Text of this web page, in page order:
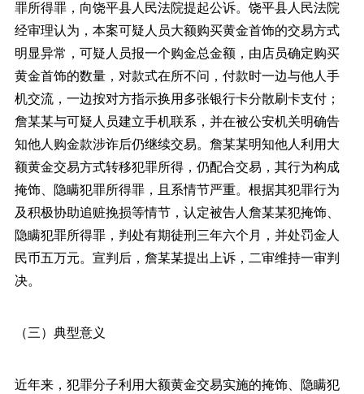
罪所得罪，向饶平县人民法院提起公诉。饶平县人民法院
经审理认为，本案可疑人员大额购买黄金首饰的交易方式
明显异常，可疑人员报一个购金总金额，由店员确定购买
黄金首饰的数量，对款式在所不问，付款时一边与他人手
机交流，一边按对方指示换用多张银行卡分散刷卡支付；
詹某某与可疑人员建立手机联系，并在被公安机关明确告
知他人购金款涉诈后仍继续交易。詹某某明知他人利用大
额黄金交易方式转移犯罪所得，仍配合交易，其行为构成
掩饰、隐瞒犯罪所得罪，且系情节严重。根据其犯罪行为
及积极协助追赃挽损等情节，认定被告人詹某某犯掩饰、
隐瞒犯罪所得罪，判处有期徒刑三年六个月，并处罚金人
民币五万元。宣判后，詹某某提出上诉，二审维持一审判
决。
（三）典型意义
近年来，犯罪分子利用大额黄金交易实施的掩饰、隐瞒犯